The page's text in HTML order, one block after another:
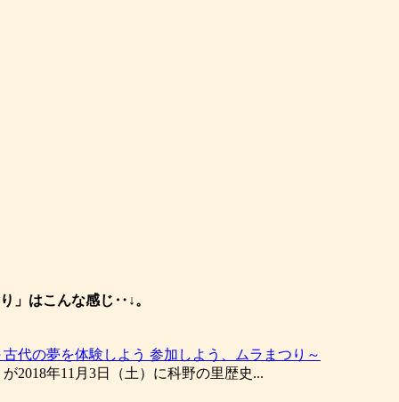
」はこんな感じ‥↓。
代の夢を体験しよう 参加しよう、ムラまつり～
2018年11月3日（土）に科野の里歴史...